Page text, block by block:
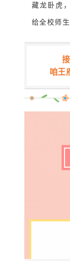
藏龙卧虎
给全校师
咱王